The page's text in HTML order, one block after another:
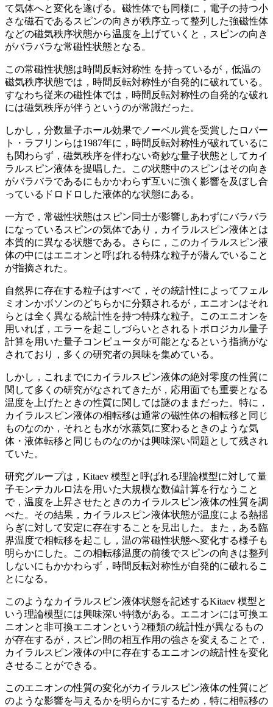
て気体へと変化を遂げる。磁性体でも同様に，電子の持つ小
さな磁石であるスピンの向きが秩序立って整列した強磁性体
などの磁気秩序状態から温度を上げていくと，スピンの向き
がバラバラな常磁性状態となる。
この常磁性状態は時間反転対称性 を持っているが，低温の
磁気秩序状態では，時間反転対称性が自発的に破れている。
すなわち従来の磁性体では，時間反転対称性の自発的な破れ
には磁気秩序が伴うというのが常識だった。
しかし，分数量子ホール効果でノーベル賞を受賞したロバー
ト・ラフリンらは1987年に，時間反転対称性が破れているに
も関わらず，磁気秩序を伴わない奇妙な量子状態としてカイ
ラルスピン液体を提唱した。この状態中のスピンはその向き
がバラバラであるにもかかわらず互いに強く影響を及ぼし合
っているドロドロした液体的な状態にある。
一方で，常磁性状態はスピン同士が影響しあわずにバラバラ
になっているスピンの気体であり，カイラルスピン液体とは
本質的に異なる状態である。さらに，このカイラルスピン液
体の中にはエニオンと呼ばれる特殊な粒子が潜んでいること
が指摘された。
自然界に存在する粒子はすべて，その統計性によってフェル
ミオンかボソンのどちらかに分類されるが，エニオンはそれ
らとは全く異なる統計性を持つ特殊な粒子。このエニオンを
用いれば，エラーを起こしづらいとされるトポロジカル量子
計算を用いた量子コンピュータが可能となるという指摘がな
されており，多くの研究者の興味を集めている。
しかし，これまでにカイラルスピン液体の絶対零度の性質に
関して多くの研究がなされてきたが，応用面でも重要となる
温度を上げたときの性質に関しては謎のままだった。特に，
カイラルスピン液体の相転移は通常の磁性体の相転移と同じ
ものなのか，それとも水が水蒸気に変わるときのような気
体・液体転移と同じものなのかは興味深い問題として残され
ていた。
研究グループは，Kitaev 模型と呼ばれる理論模型に対して量
子モンテカルロ法を用いた大規模な数値計算を行なうこと
で，温度を上昇させたときのカイラルスピン液体の性質を調
べた。その結果，カイラルスピン液体状態が温度による熱揺
らぎに対して安定に存在することを見出した。また，ある臨
界温度で相転移を起こし，温の常磁性状態へ変化する様子も
明らかにした。この相転移温度の前後でスピンの向きは整列
しないにもかかわらず，時間反転対称性が自発的に破れるこ
とになる。
このようなカイラルスピン液体状態を記述するKitaev 模型と
いう理論模型には興味深い特徴がある。エニオンには可換エ
ニオンと非可換エニオンという2種類の統計性が異なるもの
が存在するが，スピン間の相互作用の強さを変えることで，
カイラルスピン液体の中に存在するエニオンの統計性を変化
させることができる。
このエニオンの性質の変化がカイラルスピン液体の性質にど
のような影響を与えるかを明らかにするため，特に相転移の